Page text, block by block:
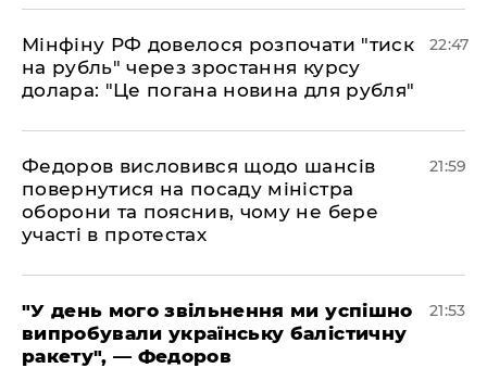
​Мінфіну РФ довелося розпочати "тиск
на рубль" через зростання курсу
долара: "Це погана новина для рубля"
22:47
​Федоров висловився щодо шансів
повернутися на посаду міністра
оборони та пояснив, чому не бере
участі в протестах
21:59
​"У день мого звільнення ми успішно
випробували українську балістичну
ракету", — Федоров
21:53